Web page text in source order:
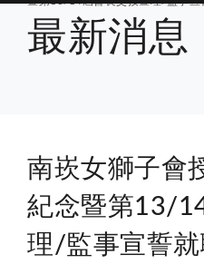
300B 3區的沿革
年度主題與LOGO
茂文鐘士傳記
八大宗旨與信條
獅子會名稱與象徵
內閣團隊
區內閣
300B 3區團隊
諮議
區策顧問
活動媒體
活動專區
媒體專區
區行事曆
B 3區活動相簿
資訊中心
下載中心
專刊手冊
獅訊專刊
國際總會
300B複合區
台灣獅子會基金會
捐款明細
LCIF捐款名錄
LCTF捐款名錄
聯絡我們
300B 3區
聯絡300B 3區
回首頁
最新消息
南崁女獅子會
紀念暨第13/
理/監事宣誓就